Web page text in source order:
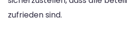
zufrieden sind.